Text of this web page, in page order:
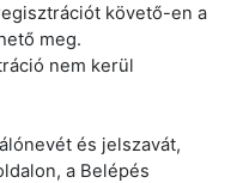
követő-en a
meg.
nem kerül
és jelszavát,
a Belépés